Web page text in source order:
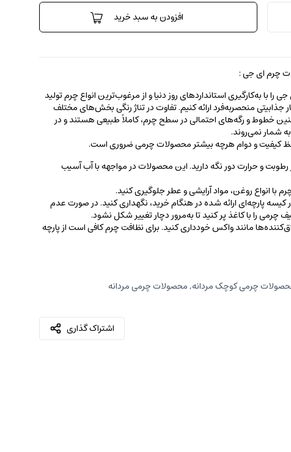
افزودن به سبد خرید
چرم ای جی :
با به‌کارگیری استانداردهای روز دنیا و از مرغوب‌ترین انواع چرم تولید
جذابیتی منحصربه‌فرد ارائه کنیم. تفاوت در تناژ رنگی بخش‌های مختلف
خطوط و رگه‌‌های احتمالی در سطح چرم، کاملاً طبیعی هستند و در
شمار نمی‌روند.
کیفیت و دوام هرچه بیشتر محصولات چرمی ضروری است.
و حرارت دور نگه دارید. این محصولات در مواجهه با آب آسیب
با انواع روغن‌، مواد آرایشی و عطر جلوگیری کنید.
پارچه‌ای ارائه شده در هنگام خرید، ‌نگهداری کنید. در صورت عدم
چرمی را با کاغذ پر کنید تا به‌مرور دچار تغییر شکل نشود.
مانند واکس خودداری کنید. برای نظافت چرم کافی است از پارچه‌
چرمی کوچک مردانه,محصولات چرمی مردانه
اشتراک گذاری